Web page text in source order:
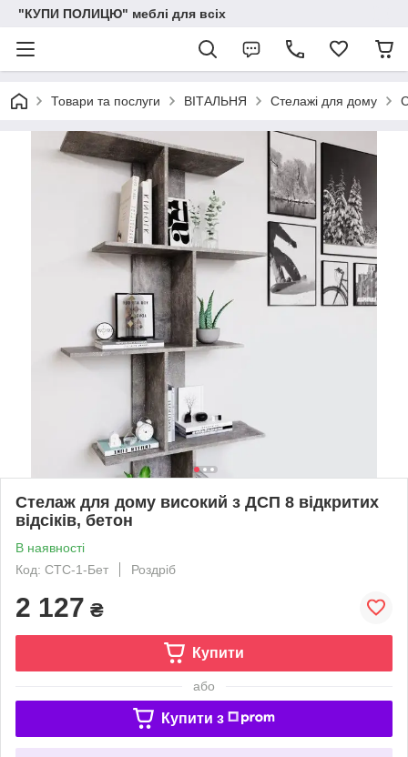
"КУПИ ПОЛИЦЮ" меблі для всіх
Товари та послуги ВІТАЛЬНЯ Стелажі для дому
Стелаж для дому високий з ДСП 8 відкритих
відсіків, бетон
В наявності
Код: СТС-1-Бет
Роздріб
2 127 ₴
Купити
або
Купити з